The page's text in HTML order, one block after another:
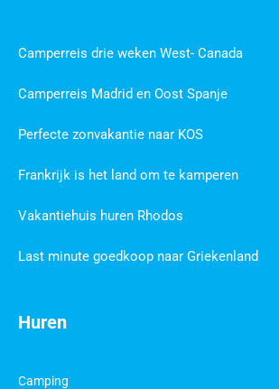
Huren
Camping
Camperreis drie weken West- Canada
Camperreis Madrid en Oost Spanje
Perfecte zonvakantie naar KOS
Frankrijk is het land om te kamperen
Vakantiehuis huren Rhodos
Last minute goedkoop naar Griekenland